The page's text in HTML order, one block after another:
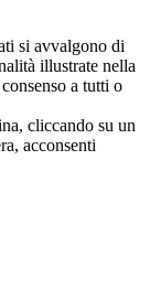
si avvalgono di
illustrate nella
a tutti o
cliccando su un
acconsenti